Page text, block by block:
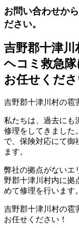
お問い合わせか
ださい。
吉野郡十津川
ヘコミ救急隊
お任せくださ
吉野郡十津川村の雹
私たちは、過去にも
修理をしてきました
で、保険対応にて御
ます。
弊社の拠点がないエ
野郡十津川村内に拠
めて修理を行います。
吉野郡十津川村の雹
お任せください！